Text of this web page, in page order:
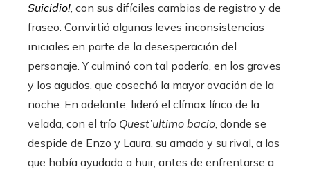
Suicidio!, con sus difíciles cambios de registro y de
fraseo. Convirtió algunas leves inconsistencias
iniciales en parte de la desesperación del
personaje. Y culminó con tal poderío, en los graves
y los agudos, que cosechó la mayor ovación de la
noche. En adelante, lideró el clímax lírico de la
velada, con el trío Quest’ultimo bacio, donde se
despide de Enzo y Laura, su amado y su rival, a los
que había ayudado a huir, antes de enfrentarse a